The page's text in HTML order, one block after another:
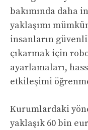
bakımında daha
yaklaşımı
insanların
çıkarmak için
ayarlamaları,
etkileşimi
Kurumlardaki
yaklaşık 60 bin